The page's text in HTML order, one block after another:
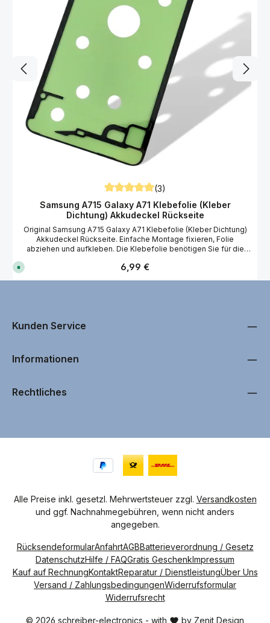
Durchschnittliche Bewertung von 5 von 5
(3)
Samsung A715 Galaxy A71 Klebefolie (Kleber
Dichtung) Akkudeckel Rückseite
Original Samsung A715 Galaxy A71 Klebefolie (Kleber Dichtung)
Akkudeckel Rückseite. Einfache Montage fixieren, Folie
abziehen und aufkleben. Die Klebefolie benötigen Sie für die
Akkudeckel. Wir empfehlen Ihnen bei der Reparatur vom
Regulärer Preis:
S
o
f
r
f
b
a
i
e
g
4
a
g
6,99 €
Kunden Service
Informationen
Rechtliches
Alle Preise inkl. gesetzl. Mehrwertsteuer zzgl. Versandkosten
und ggf. Nachnahmegebühren, wenn nicht anders
angegeben.
© 2026 schreiber-electronics - with by Zenit Design
RücksendeformularAnfahrtAGBBatterieverordnung / Gesetz
DatenschutzHilfe / FAQGratis GeschenkImpressum
Kauf auf RechnungKontaktReparatur / DienstleistungÜber Uns
Versand / ZahlungsbedingungenWiderrufsformular
Widerrufsrecht